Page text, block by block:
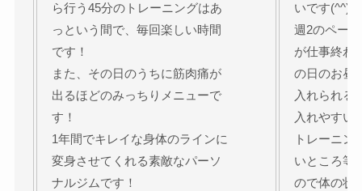
ら行う45分のトレーニングはあ
っという間で、毎回楽しい時間
です！
また、その日のうちに筋肉痛が
出るほどのみっちりメニューで
す！
1年間でキレイな身体のラインに
変身させてくれる素敵なパーソ
ナルジムです！
いです(^^)
週2のペー
が仕事終わ
の日のお昼
入れられる
入れやすい
トレーニン
いところ等
ので体の状